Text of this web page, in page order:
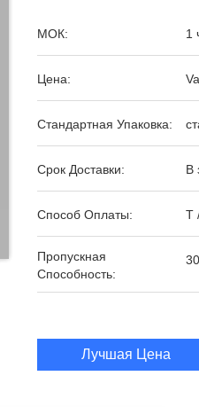
МОК: 1
Цена:
Стандартная Упаковка:
Срок Доставки: В
Способ Оплаты: T
Пропускная
Способность:
Лучшая Цена